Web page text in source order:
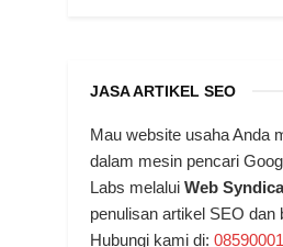
JASA ARTIKEL SEO
Mau website usaha Anda
dalam mesin pencari
Labs melalui Web
penulisan artikel SEO dan
Hubungi kami di: